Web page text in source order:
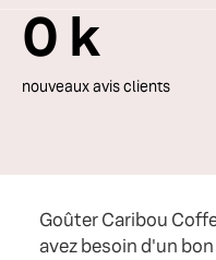
0 k
nouveaux avis clients
Goûter Caribou
avez besoin d'un